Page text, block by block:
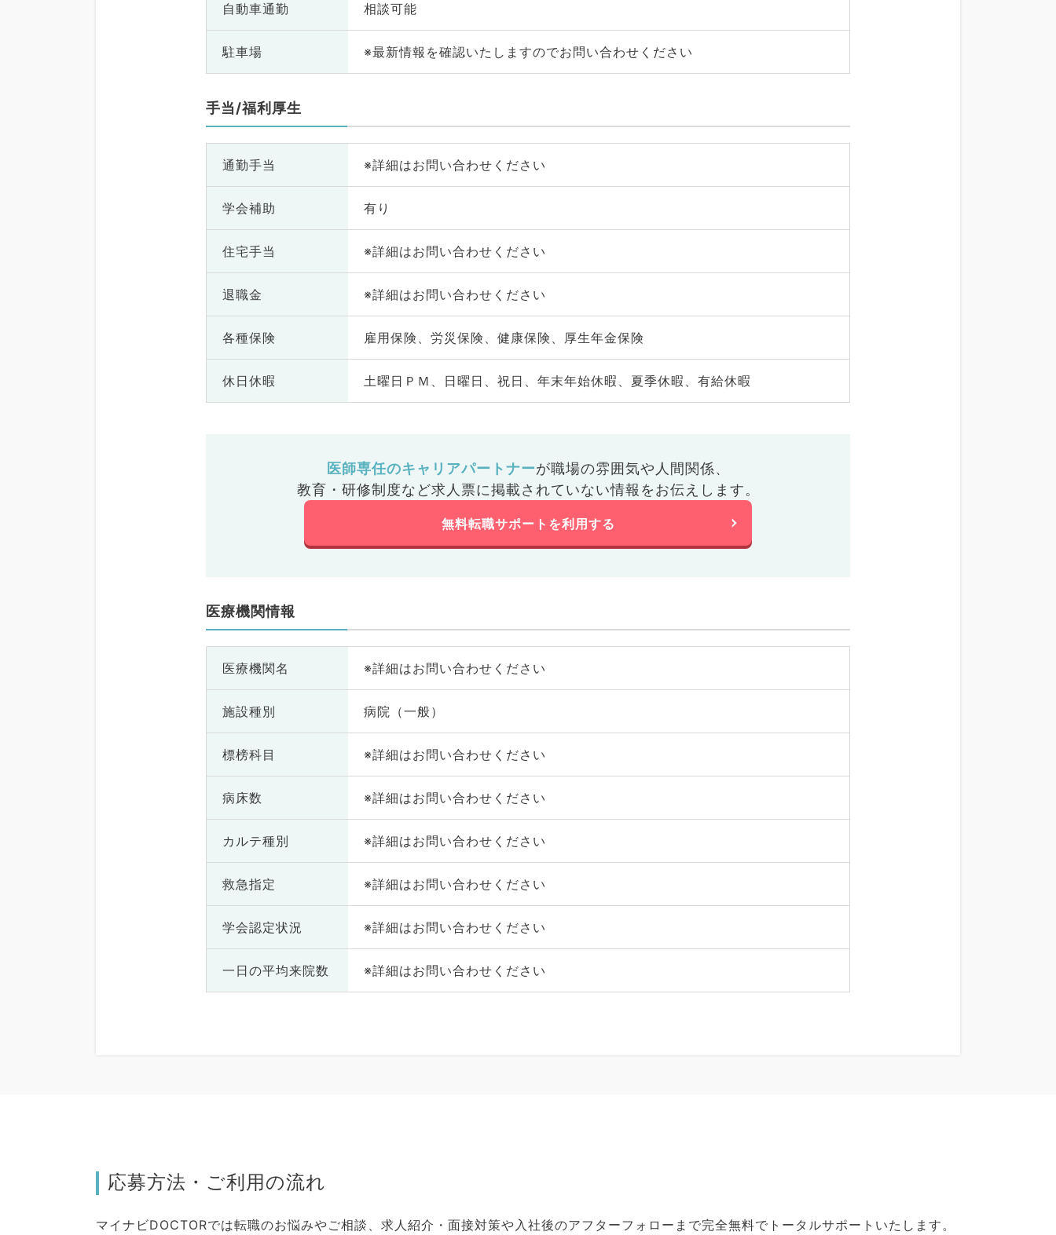
自動車通勤 相談可能
駐車場 ※最新情報を確認いたしますのでお問い合わせください
手当/福利厚生
通勤手当 ※詳細はお問い合わせください
学会補助 有り
住宅手当 ※詳細はお問い合わせください
退職金 ※詳細はお問い合わせください
各種保険 雇用保険、労災保険、健康保険、厚生年金保険
休日休暇 土曜日ＰＭ、日曜日、祝日、年末年始休暇、夏季休暇、有給休暇
医師専任のキャリアパートナーが職場の雰囲気や人間関係、
教育・研修制度など求人票に掲載されていない情報をお伝えします。
無料転職サポートを利用する
医療機関情報
医療機関名 ※詳細はお問い合わせください
施設種別 病院（一般）
標榜科目 ※詳細はお問い合わせください
病床数 ※詳細はお問い合わせください
カルテ種別 ※詳細はお問い合わせください
救急指定 ※詳細はお問い合わせください
学会認定状況 ※詳細はお問い合わせください
一日の平均来院数 ※詳細はお問い合わせください
応募方法・ご利用の流れ
マイナビDOCTORでは転職のお悩みやご相談、求人紹介・面接対策や入社後のアフターフォローまで完全無料でトータルサポートいたします。